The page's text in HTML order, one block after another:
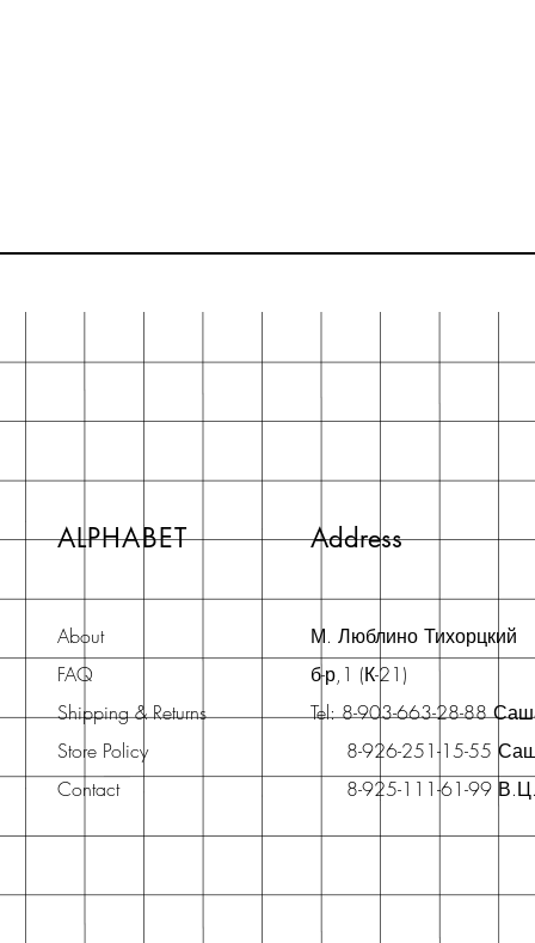
ALPHABET Address
About
FAQ
Shipping & Returns
Store Policy
Contact
М. Люблино Тихорцкий
б-р,1 (К-21)
Tel: 8-903-663-28-88
8-926-251-15-55
8-925-111-61-99